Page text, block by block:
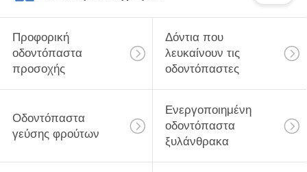
Προφορική
οδοντόπαστα
προσοχής
Δόντια που
λευκαίνουν τις
οδοντόπαστες
Οδοντόπαστα
γεύσης φρούτων
Ενεργοποιημένη
οδοντόπαστα
ξυλάνθρακα